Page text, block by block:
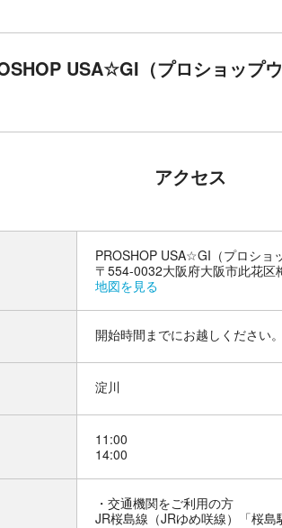
USA☆GI（プロショップ
アクセス
PROSHOP USA☆GI（プロショ
〒554-0032大阪府大阪市此花
地図を見る
開始時間までにお越しください。
淀川
11:00
14:00
交通機関をご利用の方
JR桜島線（JRゆめ咲線）「桜